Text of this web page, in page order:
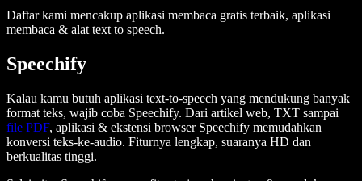
Daftar kami mencakup aplikasi membaca gratis terbaik, aplikasi
membaca & alat text to speech.
Speechify
Kalau kamu butuh aplikasi text-to-speech yang mendukung banyak
format teks, wajib coba Speechify. Dari artikel web, TXT sampai
file PDF, aplikasi & ekstensi browser Speechify memudahkan
konversi teks-ke-audio. Fiturnya lengkap, suaranya HD dan
berkualitas tinggi.